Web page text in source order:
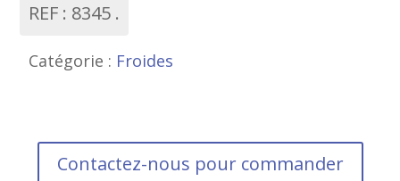
REF : 8345
Catégorie : Froides
Contactez-nous pour commander